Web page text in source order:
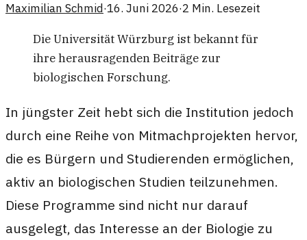
Maximilian Schmid·16. Juni 2026·2 Min. Lesezeit
Die Universität Würzburg ist bekannt für
ihre herausragenden Beiträge zur
biologischen Forschung.
In jüngster Zeit hebt sich die Institution jedoch
durch eine Reihe von Mitmachprojekten hervor,
die es Bürgern und Studierenden ermöglichen,
aktiv an biologischen Studien teilzunehmen.
Diese Programme sind nicht nur darauf
ausgelegt, das Interesse an der Biologie zu